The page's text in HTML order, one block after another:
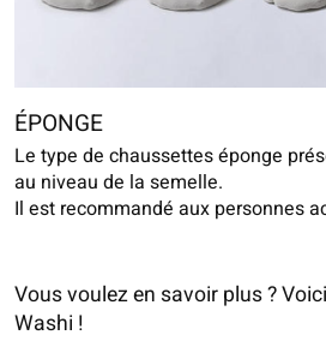
ÉPONGE
Le type de chaussettes éponge
au niveau de la semelle.
Il est recommandé aux personnes
Vous voulez en savoir plus ?
Washi !